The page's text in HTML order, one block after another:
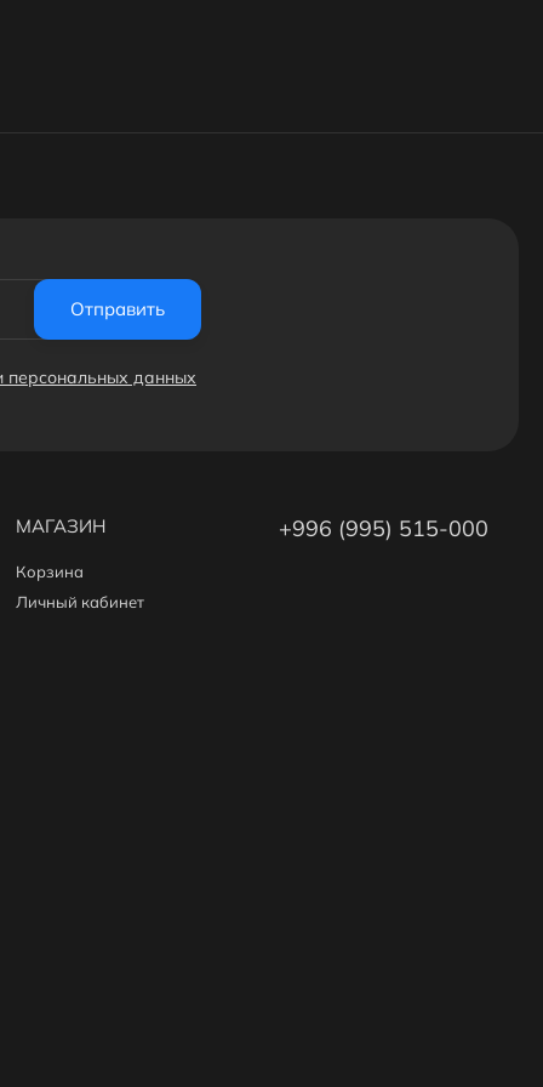
Отправить
персональных данных
МАГАЗИН
Корзина
Личный кабинет
+996 (995) 515-000